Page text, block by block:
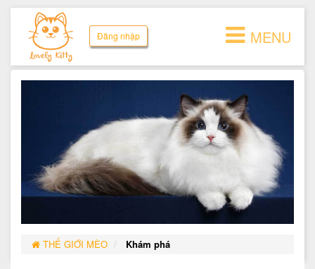
Đăng nhập
THẾ GIỚI MÈO Khám phá
MENU